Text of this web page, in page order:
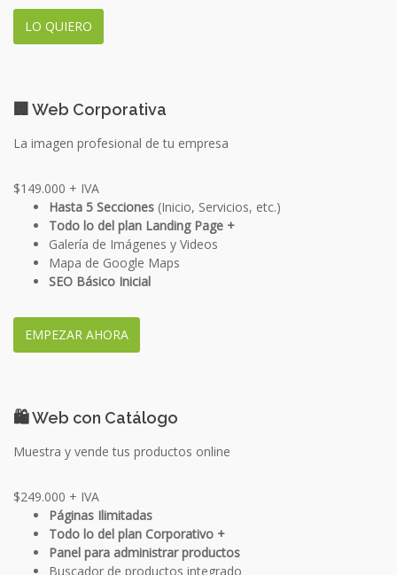
LO QUIERO
🏢 Web Corporativa
La imagen profesional de tu empresa
$149.000 + IVA
Hasta 5 Secciones (Inicio, Servicios, etc.)
Todo lo del plan Landing Page +
Galería de Imágenes y Videos
Mapa de Google Maps
SEO Básico Inicial
EMPEZAR AHORA
🛍️ Web con Catálogo
Muestra y vende tus productos online
$249.000 + IVA
Páginas Ilimitadas
Todo lo del plan Corporativo +
Panel para administrar productos
Buscador de productos integrado